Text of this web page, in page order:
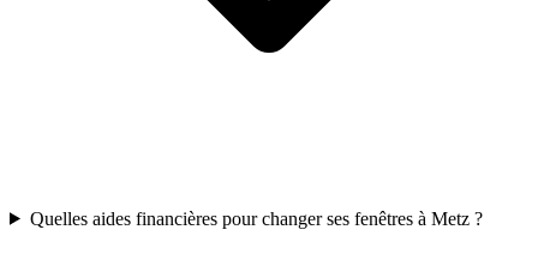
Quelles aides financières pour changer ses fenêtres à Metz ?